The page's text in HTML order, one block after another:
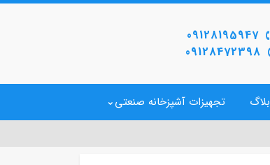
09128195947
09128472398
بلاگ تجهیزات آشپزخانه صنعتی